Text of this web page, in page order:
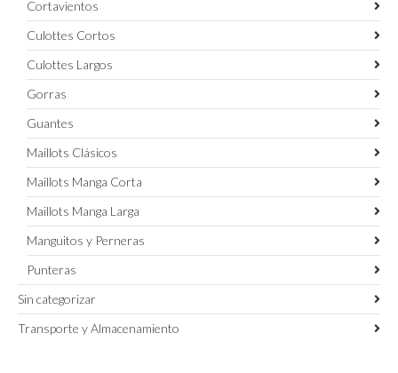
Cortavientos
Culottes Cortos
Culottes Largos
Gorras
Guantes
Maillots Clásicos
Maillots Manga Corta
Maillots Manga Larga
Manguitos y Perneras
Punteras
Sin categorizar
Transporte y Almacenamiento